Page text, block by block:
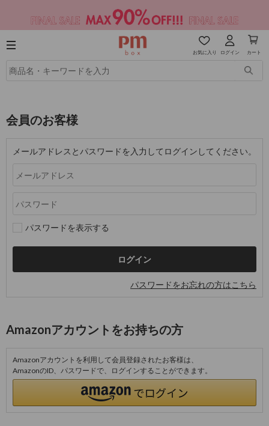
お気に入り ログイン カート
会員のお客様
メールアドレスとパスワードを入力してログインしてください。
パスワードを表示する
パスワードをお忘れの方はこちら
Amazonアカウントをお持ちの方
Amazonアカウントを利用して会員登録されたお客様は、
AmazonのID、パスワードで、ログインすることができます。